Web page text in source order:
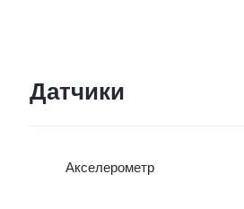
Датчики
Акселерометр